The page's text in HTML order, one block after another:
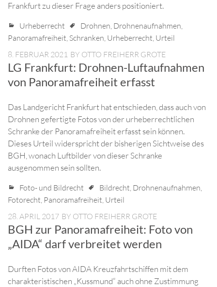
Frankfurt zu dieser Frage anders positioniert.
Urheberrecht Drohnen, Drohnenaufnahmen,
Panoramafreiheit, Schranken, Urheberrecht, Urteil
8. FEBRUAR 2021 BY OTTO FREIHERR GROTE
LG Frankfurt: Drohnen-Luftaufnahmen
von Panoramafreiheit erfasst
Das Landgericht Frankfurt hat entschieden, dass auch von
Drohnen gefertigte Fotos von der urheberrechtlichen
Schranke der Panoramafreiheit erfasst sein können.
Dieses Urteil widerspricht der bisherigen Sichtweise des
BGH, wonach Luftbilder von dieser Schranke
ausgenommen sein sollten.
Foto- und Bildrecht Bildrecht, Drohnenaufnahmen,
Fotorecht, Panoramafreiheit, Urteil
28. APRIL 2017 BY OTTO FREIHERR GROTE
BGH zur Panoramafreiheit: Foto von
„AIDA“ darf verbreitet werden
Durften Fotos von AIDA Kreuzfahrtschiffen mit dem
charakteristischen „Kussmund“ auch ohne Zustimmung